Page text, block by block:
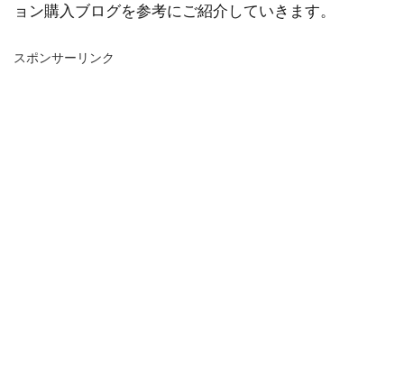
ョン購入ブログを参考にご紹介していきます。
スポンサーリンク